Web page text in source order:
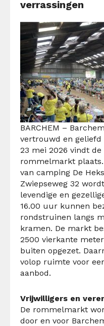
verrassingen
BARCHEM –
vertrouwd en geliefd
23 mei 2026 vindt de
rommelmarkt
van camping De
Zwiepseweg 32
levendige en
16.00 uur kunnen
rondstruinen langs
kramen. De markt
2500 vierkante
buiten opgezet.
volop ruimte voor
aanbod.
Vrijwilligers en
De rommelmarkt
door en voor